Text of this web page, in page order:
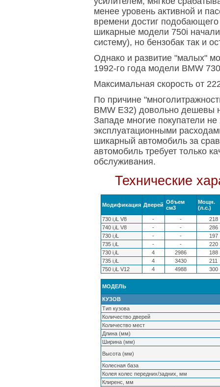
менее уровень активной и
времени достиг подобающего
шикарные модели 750i
систему), но бензобак так и
Однако и развитие "малых"
1992-го года модели BMW
Максимальная скорость от
По причине
BMW E32) довольно дешевы
Западе многие покупатели
эксплуатационными
шикарный автомобиль за
автомобиль требует только
обслуживания.
Технические
Модификация Дверей Объем
см3
Мощн.
(л.с.)
730 i,iL V8
- -
218
740 i,iL V8
- -
286
730 i,iL
- -
197
735 i,iL
- -
220
730 i,iL
4 2986
188
735 i,iL
4 3430
211
750 i,iL V12
4 4988 300
МОДЕЛЬ
КУЗОВ
Тип кузова
Количество дверей
Количество мест
Длина (мм)
Ширина (мм)
Высота (мм)
Колесная база
Колея колес передних/задних, мм
Клиренс, мм